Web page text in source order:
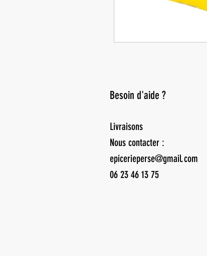
Besoin d'aide ?
Livraisons
Nous contacter :
epicerieperse@gmail.com
06 23 46 13 75